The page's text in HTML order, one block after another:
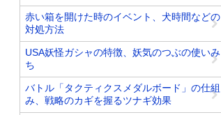
赤い箱を開けた時のイベント、犬時間などの
対処方法
USA妖怪ガシャの特徴、妖気のつぶの使いみ
ち
バトル「タクティクスメダルボード」の仕組
み、戦略のカギを握るツナギ効果